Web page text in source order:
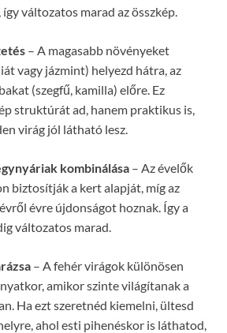
változatos marad az összkép.
– A magasabb növényeket
vagy jázmint) helyezd hátra, az
(szegfű, kamilla) előre. Ez
struktúrát ad, hanem praktikus is,
virág jól látható lesz.
kombinálása – Az évelők
biztosítják a kert alapját, míg az
évre újdonságot hoznak. Így a
változatos marad.
– A fehér virágok különösen
amikor szinte világítanak a
Ha ezt szeretnéd kiemelni, ültesd
ahol esti pihenéskor is láthatod,